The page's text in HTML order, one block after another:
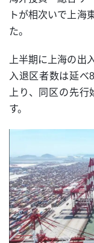
トが相次いで上海
た。
上半期に上海の出
入退区者数は延べ
上り、同区の先
す。